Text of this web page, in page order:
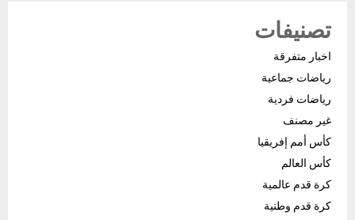
تصنيفات
اخبار متفرقة
رياضات جماعية
رياضات فردية
غير مصنف
كأس أمم إفريقيا
كأس العالم
كرة قدم عالمية
كرة قدم وطنية